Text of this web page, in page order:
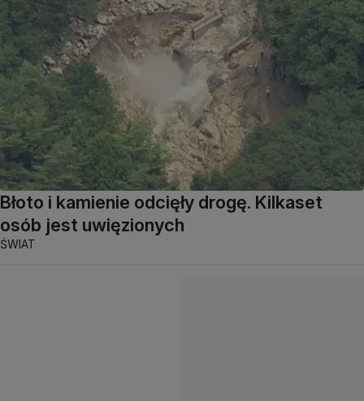
Błoto i kamienie odcięły drogę. Kilkaset
osób jest uwięzionych
ŚWIAT